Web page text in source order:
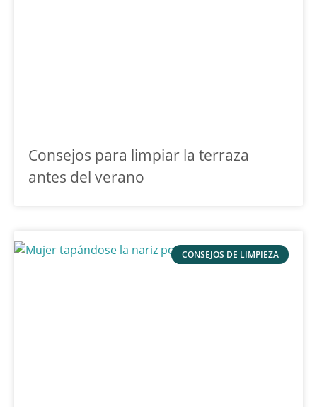
Consejos para limpiar la terraza
antes del verano
CONSEJOS DE LIMPIEZA